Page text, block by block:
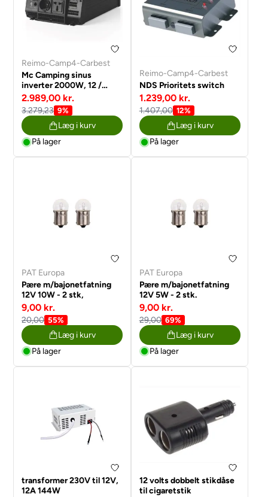
Reimo-Camp4-Carbest
Mc Camping sinus
inverter 2000W, 12 /
230V
2.989,00 kr.
3.279,23 9%
Læg i kurv
På lager
Reimo-Camp4-Carbest
NDS Prioritets switch
1.239,00 kr.
1.407,00 12%
Læg i kurv
På lager
PAT Europa
Pære m/bajonetfatning
12V 10W - 2 stk,
9,00 kr.
20,00 55%
Læg i kurv
På lager
PAT Europa
Pære m/bajonetfatning
12V 5W - 2 stk.
9,00 kr.
29,00 69%
Læg i kurv
På lager
transformer 230V til 12V,
12A 144W
12 volts dobbelt stikdåse
til cigaretstik